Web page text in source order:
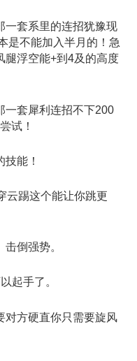
套系里的连招犹豫现
是不能加入半月的！急
腿浮空能+到4及的高度
套犀利连招不下200
试！
能！
踢这个能让你跳更
倒强势。
起手了。
方硬直你只需要旋风